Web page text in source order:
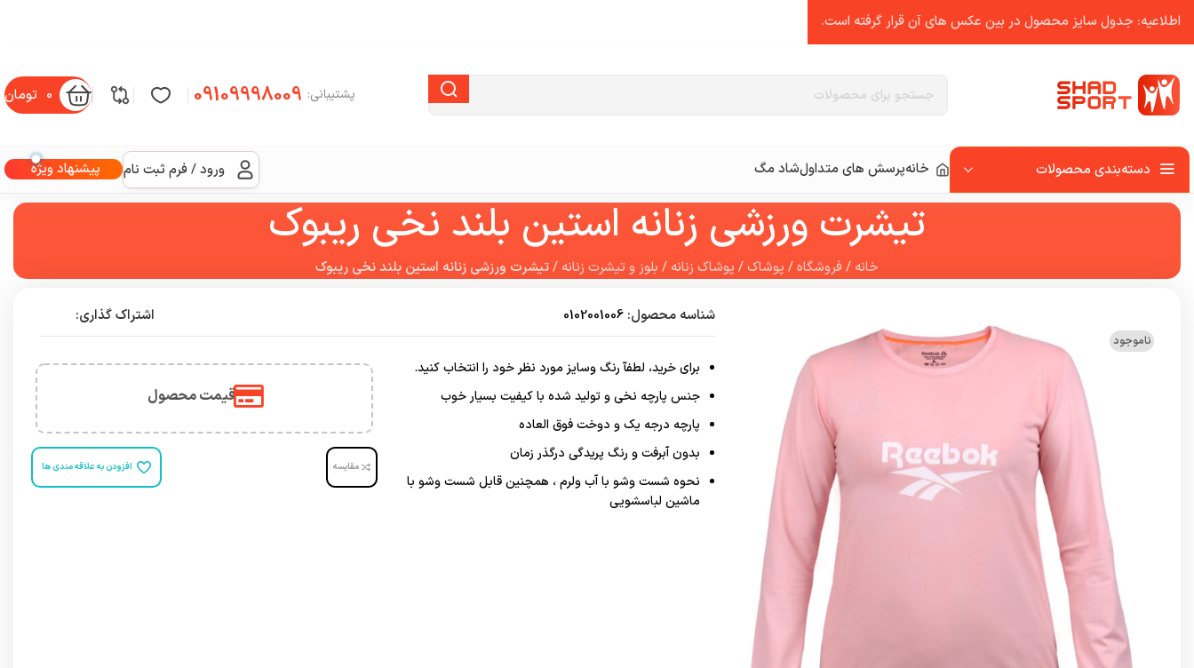
پشتیبانی: 09109998009
0 تومان
دسته‌بندی محصولات خانهپرسش های متداولشاد مگ ورود / فرم ثبت نام پیشنهاد ویژه
تیشرت ورزشی زنانه استین بلند نخی ریبوک
خانه /فروشگاه/ پوشاک/ پوشاک زنانه / بلوز و تیشرت زنانه /تیشرت ورزشی زنانه استین بلند نخی ریبوک
ناموجود
شناسه محصول: 0102001006 اشتراک گذاری:
برای خرید، لطفآ رنگ وسایز مورد نظر خود را انتخاب کنید.
جنس پارچه نخی و تولید شده با کیفیت بسیار خوب
پارچه درجه یک و دوخت فوق العاده
بدون آبرفت و رنگ پریدگی درگذر زمان
نحوه شست وشو با آب ولرم ، همچنین قابل شست وشو با
ماشین لباسشویی
قیمت محصول
مقایسه افزودن به علاقه مندی ها
اطلاعیه: جدول سایز محصول در بین عکس ‌های آن قرار گرفته است.